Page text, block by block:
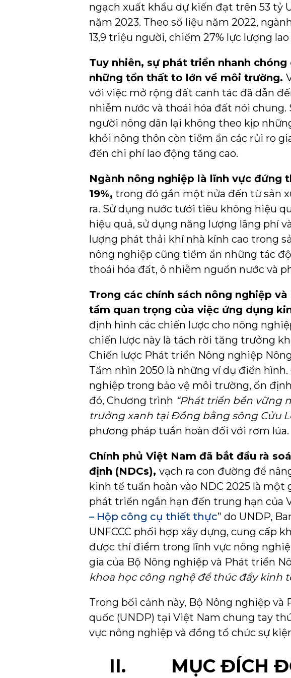
ngạch xuất khẩu dự kiến đạt trên 53 tỷ
năm 2023. Theo số liệu năm 2022,
13,9 triệu người, chiếm 27% lực lượng
Tuy nhiên, sự phát triển nhanh
những tổn thất to lớn về môi trường.
với việc mở rộng đất canh tác đã dẫn
nhiễm nước và thoái hóa đất nói
người nông dân lại không theo kịp
khỏi nông thôn còn tiềm ẩn các rủi ro
đến chi phí lao động tăng cao.
Ngành nông nghiệp là lĩnh vực đứng
19%, trong đó gần một nửa đến từ sản
ra. Sử dụng nước tưới tiêu không hiệu
hiệu quả, sử dụng năng lượng lãng phí
lượng phát thải khí nhà kính cao trong
nông nghiệp cũng tiềm ẩn những tác
thoái hóa đất, ô nhiễm nguồn nước và
Trong các chính sách nông nghiệp
tầm quan trọng của việc ứng dụng
định hình các chiến lược cho nông
chiến lược này là tách rời tăng trưởng
Chiến lược Phát triển Nông nghiệp
Tầm nhìn 2050 là những ví dụ điển
nghiệp trong bảo vệ môi trường, ổn
đó, Chương trình “Phát triển bền vững
trưởng xanh tại Đồng bằng sông Cửu
phương pháp tuần hoàn đối với rơm lúa.
Chính phủ Việt Nam đã bắt đầu rà
định (NDCs), vạch ra con đường để
kinh tế tuần hoàn vào NDC 2025 là
phát triển ngắn hạn đến trung hạn của
– Hộp công cụ thiết thực” do UNDP,
UNFCCC phối hợp xây dựng, cung cấp
được thí điểm trong lĩnh vực nông
gia của Bộ Nông nghiệp và Phát triển
khoa học công nghệ để thúc đẩy kinh
Trong bối cảnh này, Bộ Nông nghiệp
quốc (UNDP) tại Việt Nam chung tay
vực nông nghiệp và đồng tổ chức sự
II. MỤC ĐÍCH